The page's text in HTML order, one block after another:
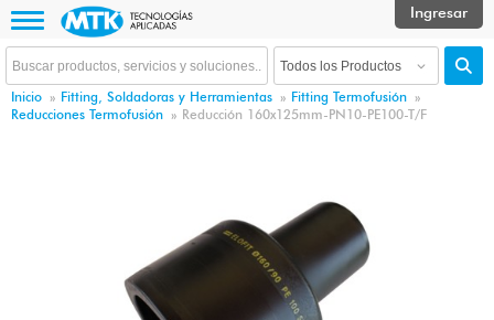
Inicio » Fitting, Soldadoras y Herramientas » Fitting Termofusión »
Reducciones Termofusión » Reducción 160x125mm-PN10-PE100-T/F